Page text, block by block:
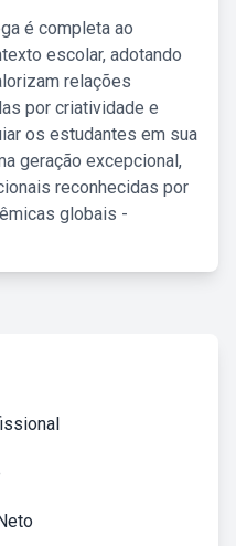
é completa ao
escolar, adotando
relações
por criatividade e
os estudantes em sua
geração excepcional,
reconhecidas por
globais -